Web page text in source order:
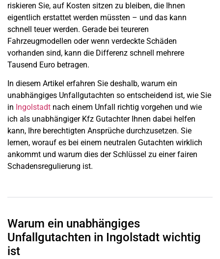
riskieren Sie, auf Kosten sitzen zu bleiben, die Ihnen
eigentlich erstattet werden müssten – und das kann
schnell teuer werden. Gerade bei teureren
Fahrzeugmodellen oder wenn verdeckte Schäden
vorhanden sind, kann die Differenz schnell mehrere
Tausend Euro betragen.
In diesem Artikel erfahren Sie deshalb, warum ein
unabhängiges Unfallgutachten so entscheidend ist, wie Sie
in Ingolstadt nach einem Unfall richtig vorgehen und wie
ich als unabhängiger Kfz Gutachter Ihnen dabei helfen
kann, Ihre berechtigten Ansprüche durchzusetzen. Sie
lernen, worauf es bei einem neutralen Gutachten wirklich
ankommt und warum dies der Schlüssel zu einer fairen
Schadensregulierung ist.
Warum ein unabhängiges
Unfallgutachten in Ingolstadt wichtig
ist